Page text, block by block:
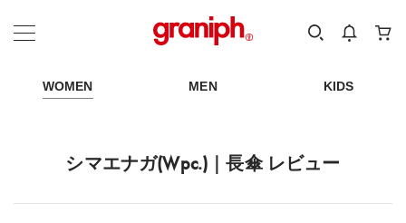
カテゴリーから探す
WOMEN MEN KIDS
シマエナガ(Wpc.)｜長傘 レビュー